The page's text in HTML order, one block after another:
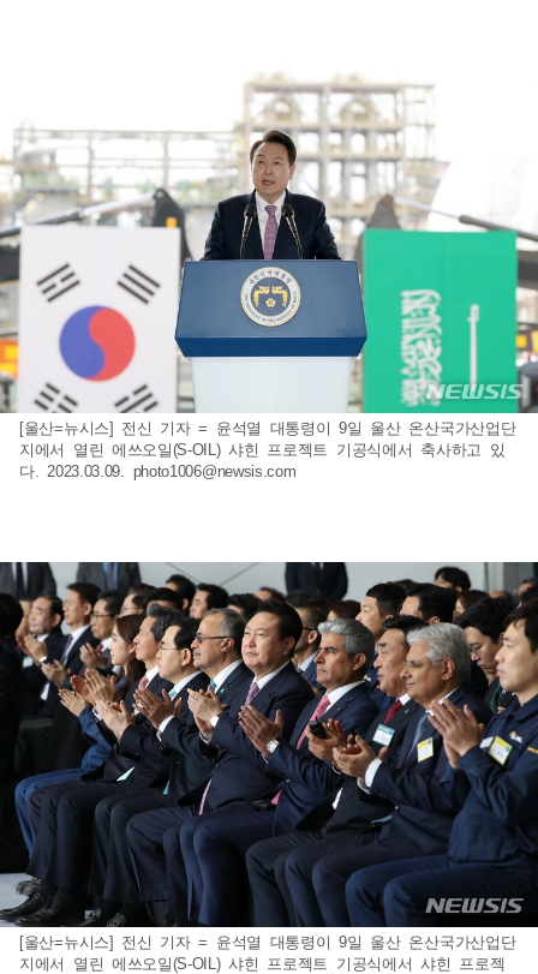
[울산=뉴시스] 전신 기자 = 윤석열 대통령이 9일 울산 온산국가산업단
지에서 열린 에쓰오일(S-OIL) 샤힌 프로젝트 기공식에서 축사하고 있
다. 2023.03.09. photo1006@newsis.com
[울산=뉴시스] 전신 기자 = 윤석열 대통령이 9일 울산 온산국가산업단
지에서 열린 에쓰오일(S-OIL) 샤힌 프로젝트 기공식에서 샤힌 프로젝